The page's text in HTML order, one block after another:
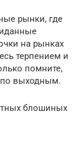
рынки, где
на рынках
терпением и
помните,
по выходным.
блошиных